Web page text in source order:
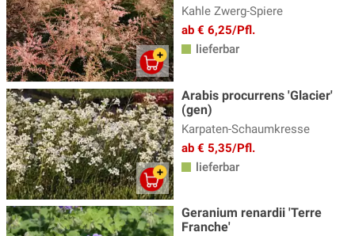
Kahle Zwerg-Spiere
ab € 6,25/Pfl.
lieferbar
Arabis procurrens 'Glacier'
(gen)
Karpaten-Schaumkresse
ab € 5,35/Pfl.
lieferbar
Geranium renardii 'Terre
Franche'